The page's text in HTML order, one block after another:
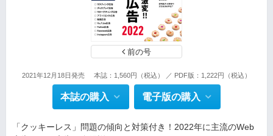
前の号
2021年12月18日発売 本誌：1,560円（税込） ／ PDF版：1,222円（税込）
本誌の購入 電子版の購入
「クッキーレス」問題の傾向と対策付き！2022年に主流のWeb